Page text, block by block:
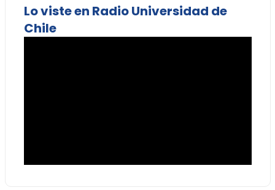
Lo viste en Radio Universidad de
Chile